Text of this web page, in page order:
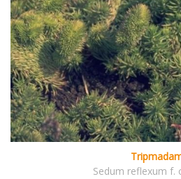
Sedum reflexum f.